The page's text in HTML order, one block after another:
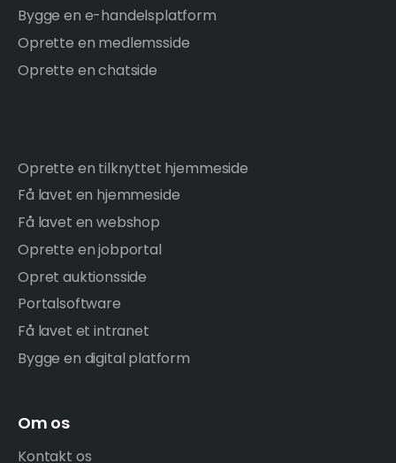
Bygge en e-handelsplatform
Oprette en medlemsside
Oprette en chatside
Oprette en tilknyttet hjemmeside
Få lavet en hjemmeside
Få lavet en webshop
Oprette en jobportal
Opret auktionsside
Portalsoftware
Få lavet et intranet
Bygge en digital platform
Om os
Kontakt os